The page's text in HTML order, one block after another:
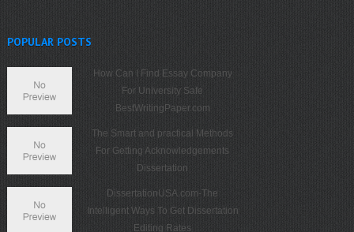
POPULAR POSTS
How Can I Find Essay Company
For University Safe
BestWritingPaper.com
The Smart and practical Methods
For Getting Acknowledgements
Dissertation
DissertationUSA.com-The
Intelligent Ways To Get Dissertation
Editing Rates